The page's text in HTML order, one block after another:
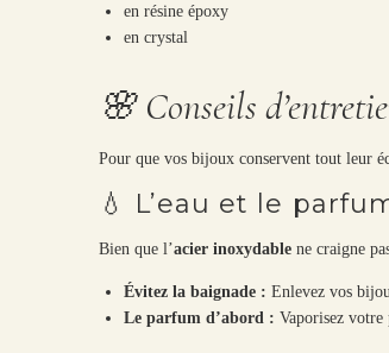
en résine époxy
en crystal
🌸 Conseils
Pour que vos bijoux conservent tout leur
💧 L’eau et le
Bien que l’acier inoxydable ne craigne
Évitez la baignade : Enlevez vos
Le parfum d’abord : Vaporisez